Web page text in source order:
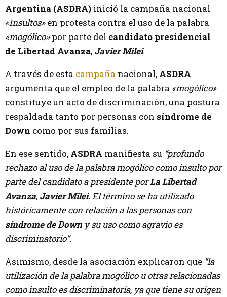
Argentina (ASDRA) inició la campaña nacional
«Insultos»en protesta contra el uso de la palabra
«mogólico»por parte del candidato presidencial
de Libertad Avanza, Javier Milei.
A través de esta campaña nacional, ASDRA
argumenta que el empleo de la palabra «mogólico»
constituye un acto de discriminación, una postura
respaldada tanto por personas con síndrome de
Down como por sus familias.
En ese sentido, ASDRA manifiesta su “profundo
rechazo al uso de la palabra mogólico como insulto por
parte del candidato a presidente porLa Libertad
Avanza, Javier Milei. El término se ha utilizado
históricamente con relación a las personas con
síndrome de Down y su uso como agravio es
discriminatorio”.
Asimismo, desde la asociación explicaron que “la
utilización de la palabra mogólico u otras relacionadas
como insulto es discriminatoria, ya que tiene su origen